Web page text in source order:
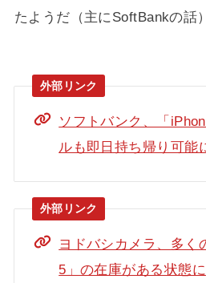
たようだ（主にSoftBankの話
ソフトバンク、「
ルも即日持ち帰り可能
ヨドバシカメラ、多く
5」の在庫がある状態に